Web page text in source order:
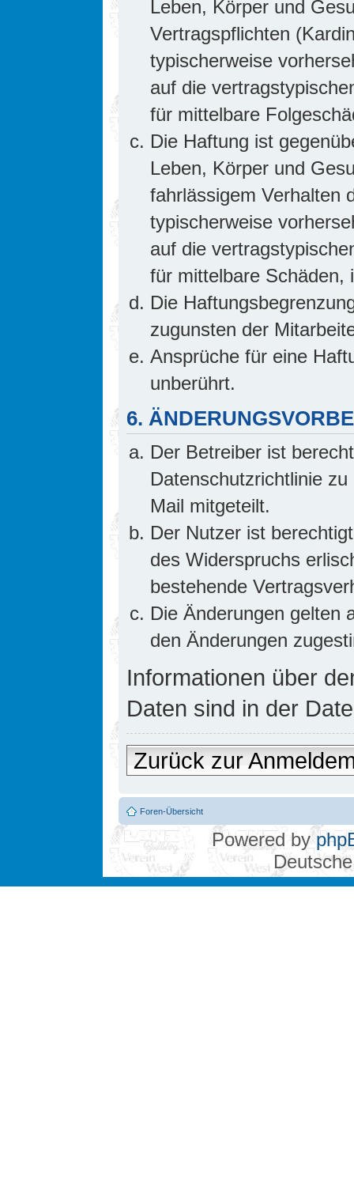
Leben, Körper und
Vertragspflichten
typischerweise
auf die
für mittelbare
Die Haftung ist
Leben, Körper und
fahrlässigem Verhalten
typischerweise
auf die
für mittelbare Schäden,
Die
zugunsten der
Ansprüche für eine
unberührt.
6.
Der Betreiber ist
Datenschutzrichtlinie
Mail mitgeteilt.
Der Nutzer ist
des Widerspruchs
bestehende
Die Änderungen gelten
den Änderungen
Informationen über
Daten sind in der
Zurück zur
Foren-Übersicht
Powered by